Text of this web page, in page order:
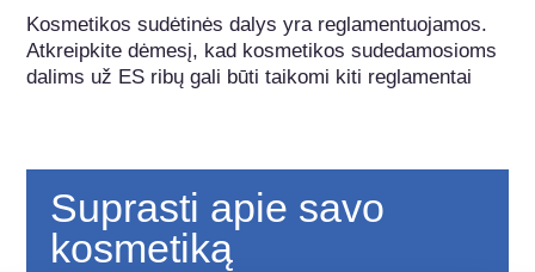
Kosmetikos sudėtinės dalys yra reglamentuojamos.
Atkreipkite dėmesį, kad kosmetikos sudedamosioms
dalims už ES ribų gali būti taikomi kiti reglamentai
Suprasti apie savo
kosmetiką